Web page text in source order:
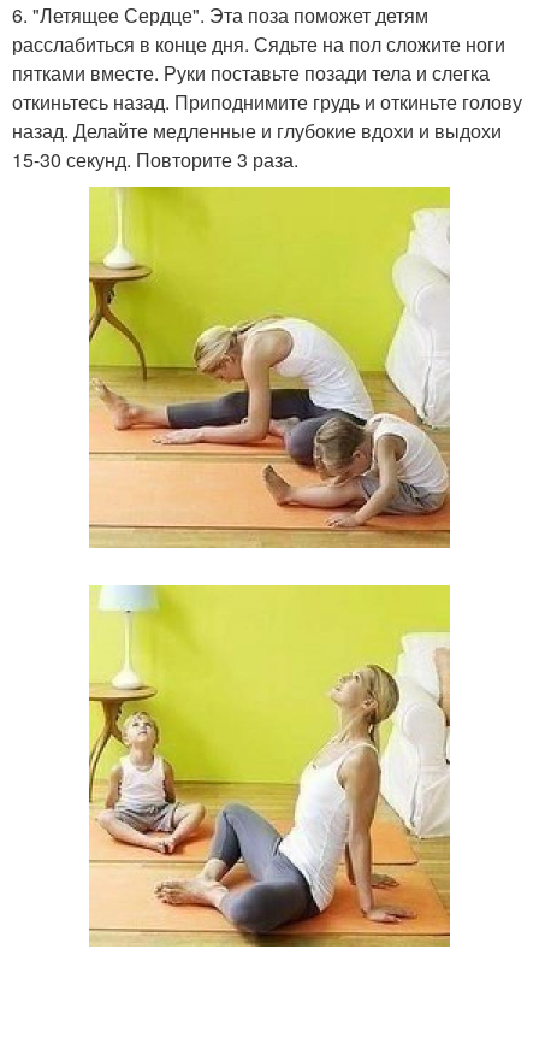
6. "Летящее Сердце". Эта поза поможет детям
расслабиться в конце дня. Сядьте на пол сложите ноги
пятками вместе. Руки поставьте позади тела и слегка
откиньтесь назад. Приподнимите грудь и откиньте голову
назад. Делайте медленные и глубокие вдохи и выдохи
15-30 секунд. Повторите 3 раза.